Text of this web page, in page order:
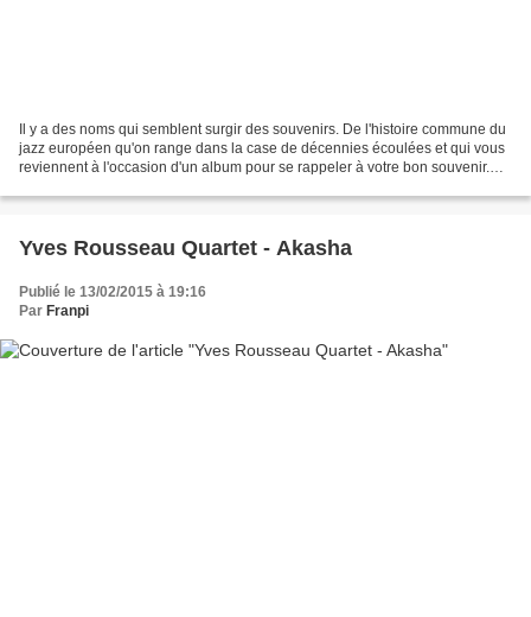
Il y a des noms qui semblent surgir des souvenirs. De l'histoire commune du
jazz européen qu'on range dans la case de décennies écoulées et qui vous
reviennent à l'occasion d'un album pour se rappeler à votre bon souvenir.
Yves Rousseau Quartet - Akasha
Publié le 13/02/2015 à 19:16
Par Franpi